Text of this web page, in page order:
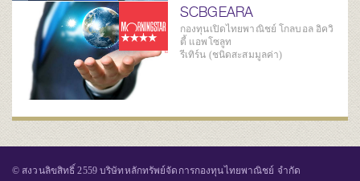
SCBGEARA
กองทุนเปิดไทยพาณิชย์ โกลบอล อิควิ
ตี้ แอพโซลูท
รีเทิร์น (ชนิดสะสมมูลค่า)
© สงวนลิขสิทธิ์ 2559 บริษัทหลักทรัพย์จัดการกองทุนไทยพาณิชย์ จำกัด